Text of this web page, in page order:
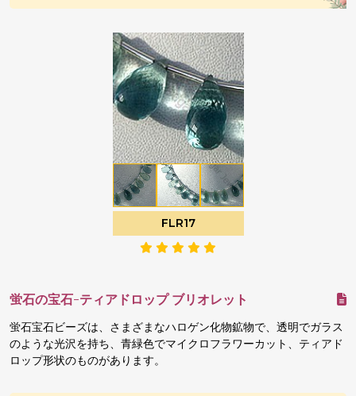
FLR17
蛍石の宝石-ティアドロップ ブリオレット
蛍石宝石ビーズは、さまざまなハロゲン化物鉱物で、透明でガラス
のような光沢を持ち、青緑色でマイクロフラワーカット、ティアド
ロップ形状のものがあります。